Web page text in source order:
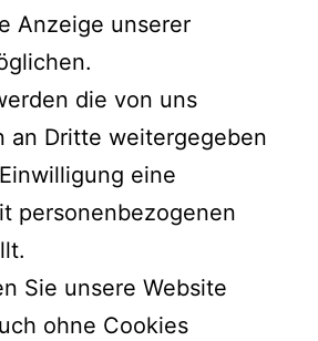
Anzeige unserer
die von uns
an Dritte weitergegeben
eine
personenbezogenen
Sie unsere Website
ohne Cookies